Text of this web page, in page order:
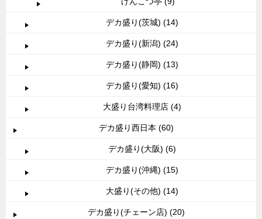
デカ盛り(茨城) (14)
デカ盛り(新潟) (24)
デカ盛り(静岡) (13)
デカ盛り(愛知) (16)
大盛り台湾料理店 (4)
デカ盛り西日本 (60)
デカ盛り(大阪) (6)
デカ盛り(沖縄) (15)
大盛り(その他) (14)
デカ盛り(チェーン店) (20)